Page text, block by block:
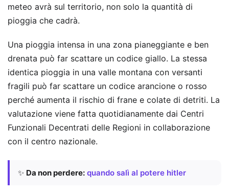
meteo avrà sul territorio, non solo la quantità di
pioggia che cadrà.
Una pioggia intensa in una zona pianeggiante e ben
drenata può far scattare un codice giallo. La stessa
identica pioggia in una valle montana con versanti
fragili può far scattare un codice arancione o rosso
perché aumenta il rischio di frane e colate di detriti. La
valutazione viene fatta quotidianamente dai Centri
Funzionali Decentrati delle Regioni in collaborazione
con il centro nazionale.
✨ Da non perdere: quando salì al potere hitler